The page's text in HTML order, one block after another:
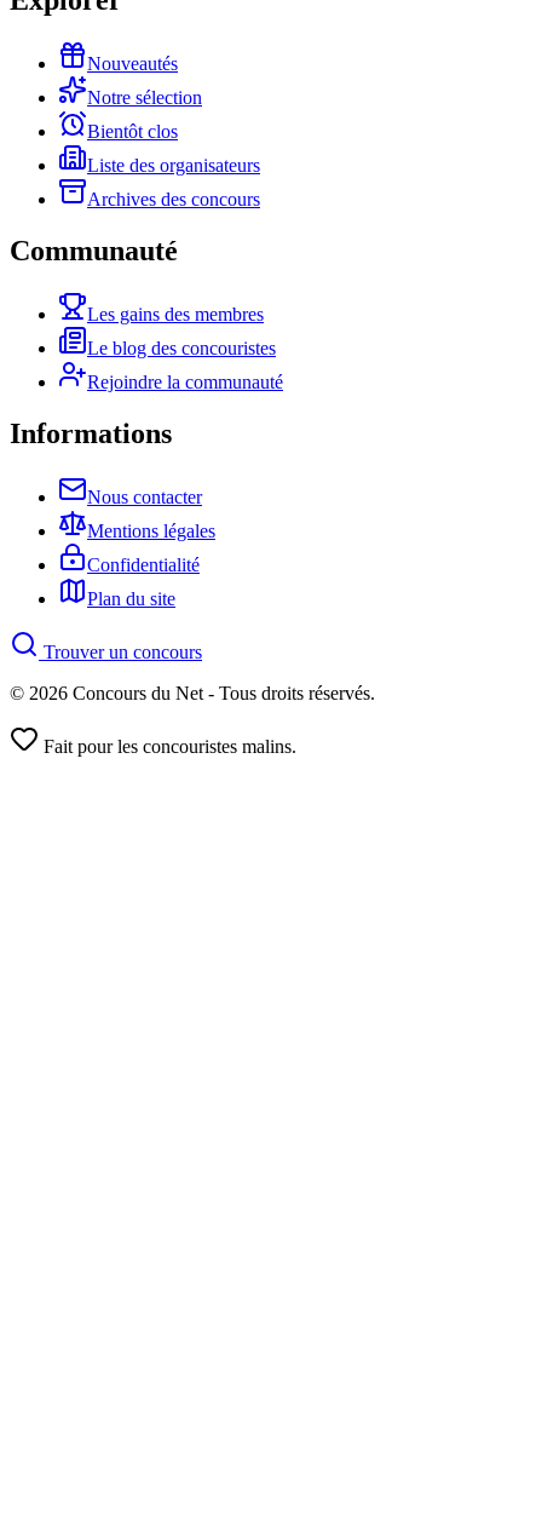
Nouveautés
Notre sélection
Bientôt clos
Liste des organisateurs
Archives des concours
Communauté
Les gains des membres
Le blog des concouristes
Rejoindre la communauté
Informations
Nous contacter
Mentions légales
Confidentialité
Plan du site
Trouver un concours
© 2026 Concours du Net - Tous droits réservés.
Fait pour les concouristes malins.